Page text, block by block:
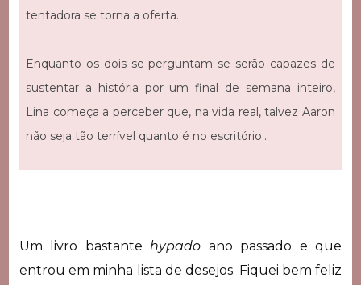
tentadora se torna a oferta.
Enquanto os dois se perguntam se serão capazes de
sustentar a história por um final de semana inteiro,
Lina começa a perceber que, na vida real, talvez Aaron
não seja tão terrível quanto é no escritório…
Um livro bastantehypado ano passado e que
entrou em minha lista de desejos. Fiquei bem feliz